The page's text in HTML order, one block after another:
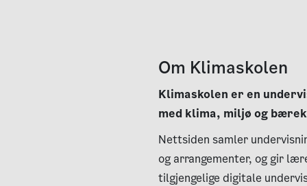
Om Klimaskolen
Klimaskolen er en
med klima, miljø og
Nettsiden samler
og arrangementer, og gir
tilgjengelige digitale